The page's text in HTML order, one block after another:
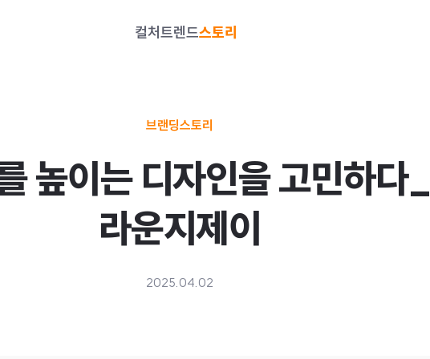
컬처트렌드스토리
브랜딩스토리
높이는 디자인을 고민하다_
라운지제이
2025.04.02